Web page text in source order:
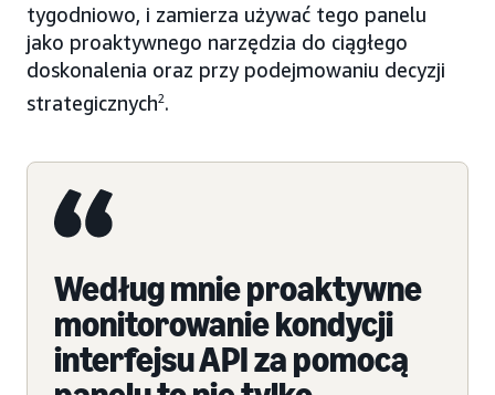
tygodniowo, i zamierza używać tego panelu
jako proaktywnego narzędzia do ciągłego
doskonalenia oraz przy podejmowaniu decyzji
strategicznych2.
Według mnie proaktywne
monitorowanie kondycji
interfejsu API za pomocą